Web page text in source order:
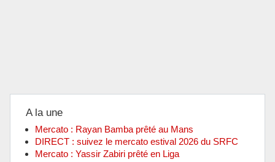
A la une
Mercato : Rayan Bamba prêté au Mans
DIRECT : suivez le mercato estival 2026 du SRFC
Mercato : Yassir Zabiri prêté en Liga